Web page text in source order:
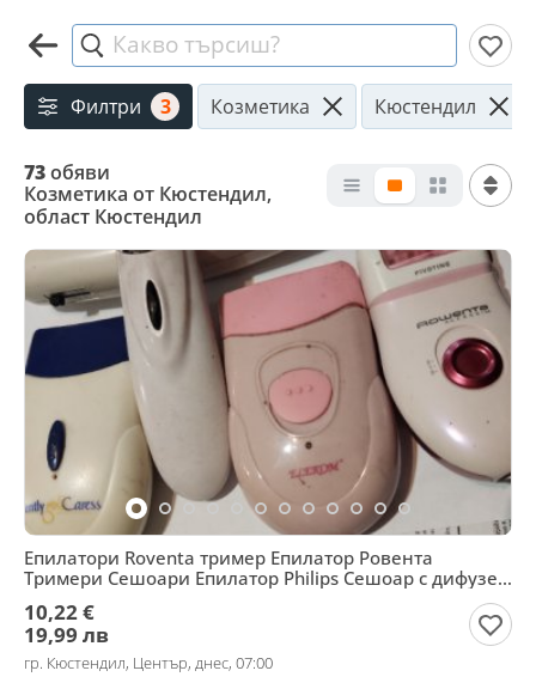
Какво търсиш?
Филтри 3 Козметика Кюстендил
73обяви
Козметика от Кюстендил,
област Кюстендил
Епилатори Roventa тример Епилатор Ровента
Тримери Сешоари Епилатор Philips Сешоар с дифузер
10,22 €
19,99 лв
гр. Кюстендил, Център, днес, 07:00